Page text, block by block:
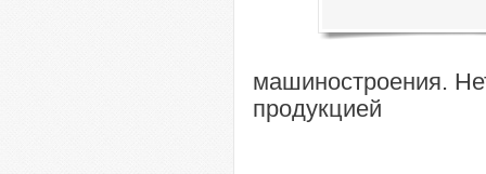
машиностроения.
продукцией